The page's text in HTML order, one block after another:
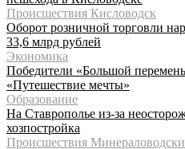
Происшествия Кисловодск
Оборот розничной торговли
33,6 млрд рублей
Экономика
Победители «Большой
«Путешествие мечты»
Образование
На Ставрополье из-за
хозпостройка
Происшествия